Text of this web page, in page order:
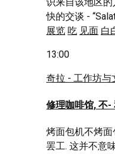
快的交谈 -
展览 吃 见面 白
13:00
奇拉 - 工作坊与
修理咖啡馆, 不-
烤面包机不烤
罢工. 这并不意